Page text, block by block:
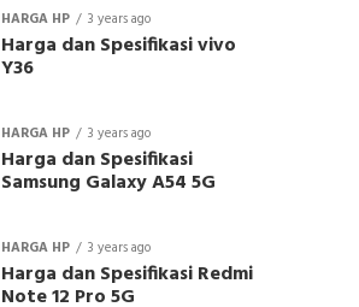
HARGA HP 3 years ago
Harga dan Spesifikasi vivo
Y36
HARGA HP 3 years ago
Harga dan Spesifikasi
Samsung Galaxy A54 5G
HARGA HP 3 years ago
Harga dan Spesifikasi Redmi
Note 12 Pro 5G